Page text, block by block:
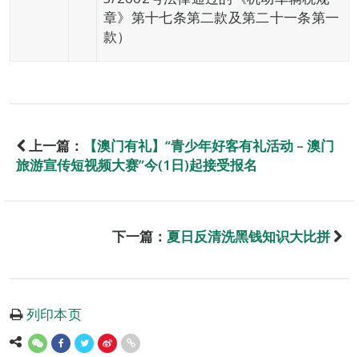
章》第十七条第二款及第二十一条第一
款）
上一篇：
【澳门有礼】“青少年好客有礼活动 – 澳门
旅游宣传短视频大赛”今(1日)起接受报名
下一篇： 夏日反清洗黑钱知识大比拼
列印本页